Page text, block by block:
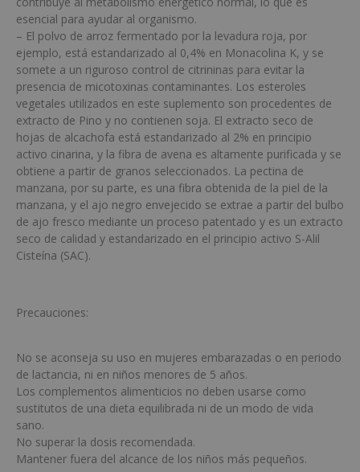
esencial para ayudar al organismo.
– El polvo de arroz fermentado por la levadura roja, por
ejemplo, está estandarizado al 0,4% en Monacolina K, y se
somete a un riguroso control de citrininas para evitar la
presencia de micotoxinas contaminantes. Los esteroles
vegetales utilizados en este suplemento son procedentes de
extracto de Pino y no contienen soja. El extracto seco de
hojas de alcachofa está estandarizado al 2% en principio
activo cinarina, y la fibra de avena es altamente purificada y se
obtiene a partir de granos seleccionados. La pectina de
manzana, por su parte, es una fibra obtenida de la piel de la
manzana, y el ajo negro envejecido se extrae a partir del bulbo
de ajo fresco mediante un proceso patentado y es un extracto
seco de calidad y estandarizado en el principio activo S-Alil
Cisteína (SAC).
Precauciones:
No se aconseja su uso en mujeres embarazadas o en periodo
de lactancia, ni en niños menores de 5 años.
Los complementos alimenticios no deben usarse como
sustitutos de una dieta equilibrada ni de un modo de vida
sano.
No superar la dosis recomendada.
Mantener fuera del alcance de los niños más pequeños.